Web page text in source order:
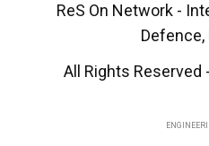
ReS On Network -
Defence,
All Rights Reserved